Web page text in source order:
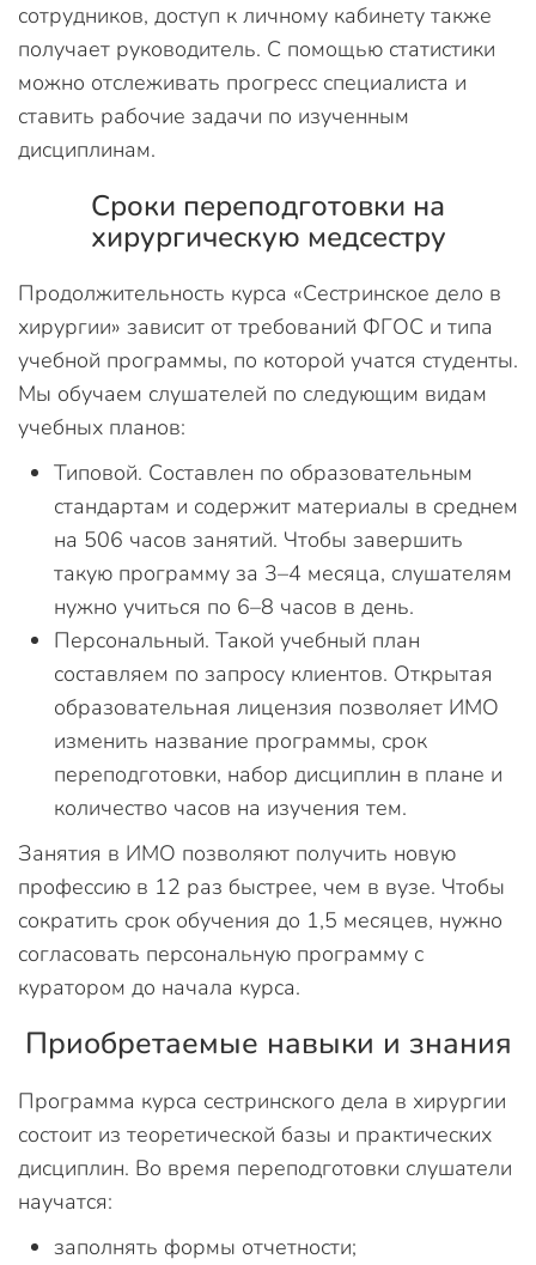
сотрудников, доступ к личному кабинету также
получает руководитель. С помощью статистики
можно отслеживать прогресс специалиста и
ставить рабочие задачи по изученным
дисциплинам.
Сроки переподготовки на
хирургическую медсестру
Продолжительность курса «Сестринское дело в
хирургии» зависит от требований ФГОС и типа
учебной программы, по которой учатся студенты.
Мы обучаем слушателей по следующим видам
учебных планов:
Типовой. Составлен по образовательным
стандартам и содержит материалы в среднем
на 506 часов занятий. Чтобы завершить
такую программу за 3–4 месяца, слушателям
нужно учиться по 6–8 часов в день.
Персональный. Такой учебный план
составляем по запросу клиентов. Открытая
образовательная лицензия позволяет ИМО
изменить название программы, срок
переподготовки, набор дисциплин в плане и
количество часов на изучения тем.
Занятия в ИМО позволяют получить новую
профессию в 12 раз быстрее, чем в вузе. Чтобы
сократить срок обучения до 1,5 месяцев, нужно
согласовать персональную программу с
куратором до начала курса.
Приобретаемые навыки и знания
Программа курса сестринского дела в хирургии
состоит из теоретической базы и практических
дисциплин. Во время переподготовки слушатели
научатся:
заполнять формы отчетности;